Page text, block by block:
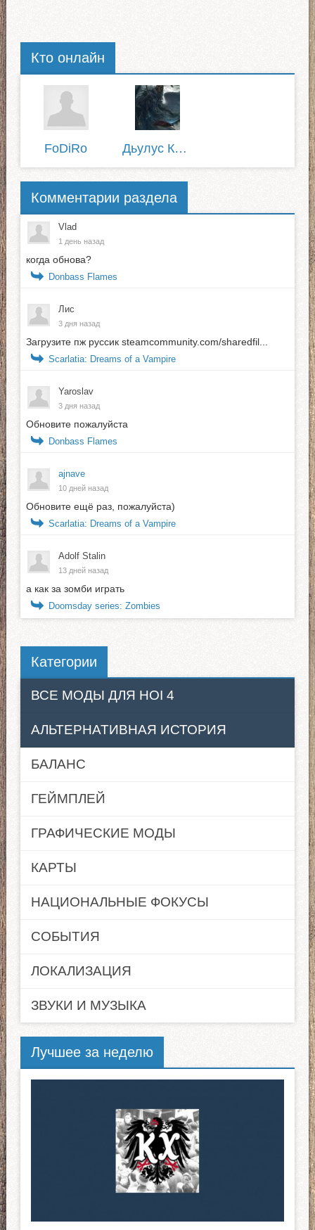
Кто онлайн
FoDiRo Дьулус Катанов
Комментарии раздела
Vlad
1 день назад
когда обнова?
Donbass Flames
Лис
3 дня назад
Загрузите пж руссик steamcommunity.com/sharedfil...
Scarlatia: Dreams of a Vampire
Yaroslav
3 дня назад
Обновите пожалуйста
Donbass Flames
ajnave
10 дней назад
Обновите ещё раз, пожалуйста)
Scarlatia: Dreams of a Vampire
Adolf Stalin
13 дней назад
а как за зомби играть
Doomsday series: Zombies
Категории
ВСЕ МОДЫ ДЛЯ HOI 4
АЛЬТЕРНАТИВНАЯ ИСТОРИЯ
БАЛАНС
ГЕЙМПЛЕЙ
ГРАФИЧЕСКИЕ МОДЫ
КАРТЫ
НАЦИОНАЛЬНЫЕ ФОКУСЫ
СОБЫТИЯ
ЛОКАЛИЗАЦИЯ
ЗВУКИ И МУЗЫКА
Лучшее за неделю